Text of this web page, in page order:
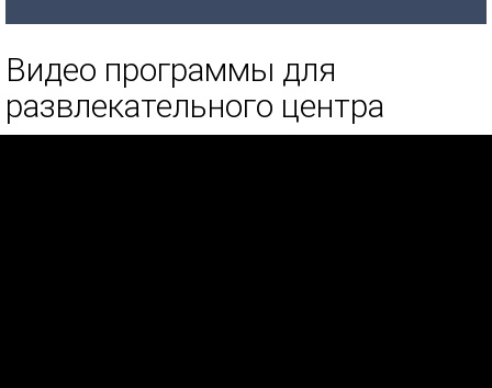
Видео программы для
развлекательного центра